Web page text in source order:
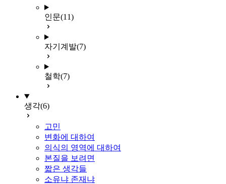
인문(11)
자기계발(7)
철학(7)
생각(6)
고민
변화에 대하여
의식의 영역에 대하여
본질을 보려면
짧은 생각들
소유냐 존재냐